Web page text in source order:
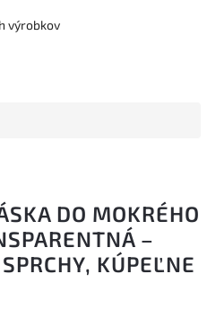
výrobkov
DO MOKRÉHO
–
KÚPEĽNE